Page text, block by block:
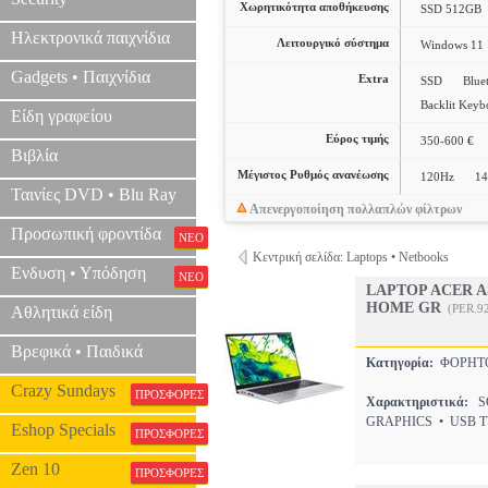
Ηλεκτρονικά παιχνίδια
Gadgets • Παιχνίδια
Είδη γραφείου
Βιβλία
Ταινίες DVD • Blu Ray
Προσωπική φροντίδα ΝΕΟ
Ενδυση • Υπόδηση ΝΕΟ
Αθλητικά είδη
Βρεφικά • Παιδικά
Crazy Sundays ΠΡΟΣΦΟΡΕΣ
Eshop Specials ΠΡΟΣΦΟΡΕΣ
Zen 10 ΠΡΟΣΦΟΡΕΣ
Χωρητικότητα αποθήκευσης SSD 512GB
Λειτουργικό σύστημα Windows 11
Extra SSD
Backlit
Εύρος τιμής 350-600 €
Μέγιστος Ρυθμός ανανέωσης 120Hz
Απενεργοποίηση πολλαπλών φίλτρων
Κεντρική σελίδα: Laptops • Netbooks
LAPTOP ACER
HOME GR
Κατηγορία:
Χαρακτηριστικά:
GRAPHICS • USB